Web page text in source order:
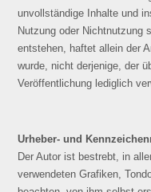
unvollständige Inhalte und
Nutzung oder Nichtnutzung
entstehen, haftet allein der
wurde, nicht derjenige, der
Veröffentlichung lediglich
Urheber- und
Der Autor ist bestrebt, in
verwendeten Grafiken,